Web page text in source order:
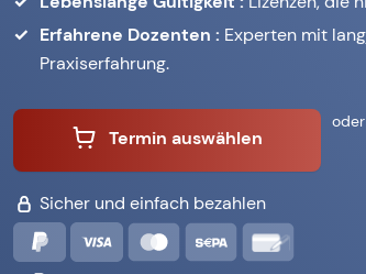
Erfahrene Dozenten : Experten mit
Praxiserfahrung.
Termin auswählen
oder
Sicher und einfach bezahlen